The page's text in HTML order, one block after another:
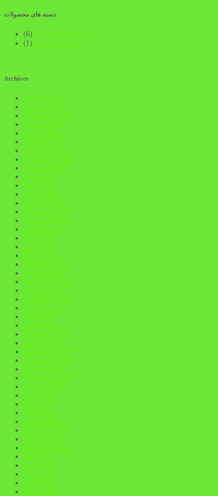
دسته های محصولات
خدمات علوم غریبه (6)
مجربات خاصه (1)
Archives
October 2023
January 2023
December 2022
October 2022
March 2022
February 2022
October 2021
September 2021
August 2021
June 2021
May 2021
March 2021
January 2021
December 2020
September 2020
August 2020
July 2020
June 2020
March 2020
February 2020
January 2020
November 2019
October 2019
September 2019
August 2019
May 2019
March 2019
February 2019
January 2019
December 2018
November 2018
October 2018
September 2018
August 2018
June 2018
May 2018
April 2018
March 2018
February 2018
January 2018
December 2017
July 2017
June 2017
May 2017
April 2017
March 2017